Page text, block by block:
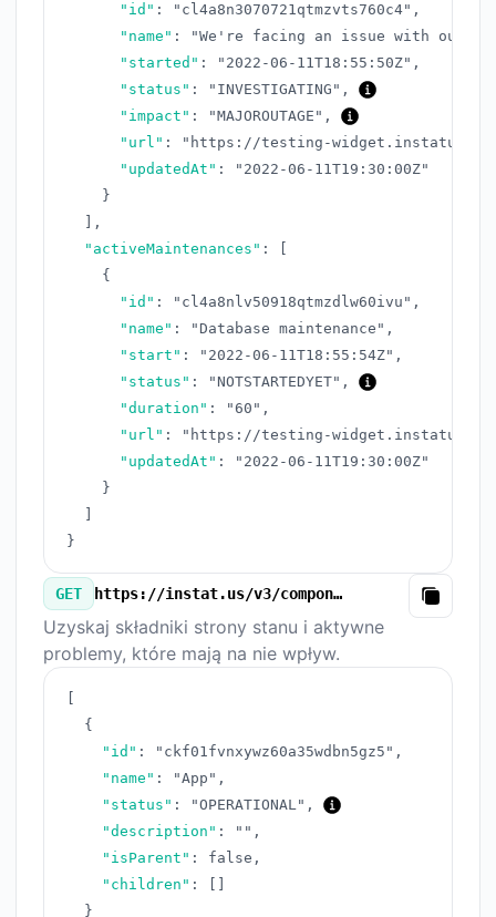
"id" : "cl4a8n3070721qtmzvts760c4" ,
"name" :
"We're facing an issue with our
"started" : "2022-06-11T18:55:50Z" ,
"status" : "INVESTIGATING" ,
"impact" : "MAJOROUTAGE" ,
"url" :
"https://testing-
"updatedAt" :
"2022-06-11T19:30:00Z"
}
,
"activeMaintenances" :
{
"id" : "cl4a8nlv50918qtmzdlw60ivu" ,
"name" : "Database maintenance" ,
"start" : "2022-06-11T18:55:54Z" ,
"status" : "NOTSTARTEDYET" ,
"duration" : "60" ,
"url" :
"https://testing-widget.instatus.com/
"updatedAt" :
"2022-06-11T19:30:00Z"
}
}
GET https://instat.us/v3/components.json
Copy
Uzyskaj składniki strony stanu i aktywne
problemy, które mają na nie wpływ.
{
"id" : "ckf01fvnxywz60a35wdbn5gz5" ,
"name" : "App" ,
"status" : "OPERATIONAL" ,
"description" : "" ,
"isParent" : false ,
"children" :
}